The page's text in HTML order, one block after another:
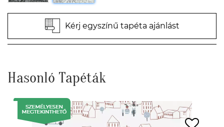
Kérj egyszínű tapéta ajánlást
Hasonló Tapéták